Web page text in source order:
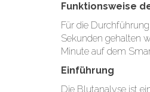
Funktionsweise
Für die
Sekunden gehalten
Minute auf dem
Einführung
Die Blutanalyse ist